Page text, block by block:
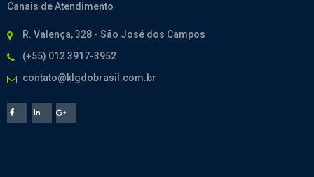
Canais de Atendimento
R. Valença, 328 - São José dos Campos
(+55) 012 3917-3952
contato@klgdobrasil.com.br